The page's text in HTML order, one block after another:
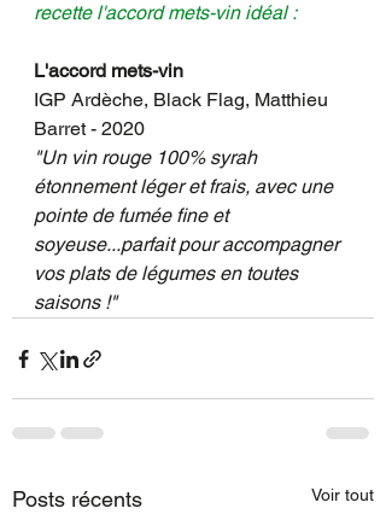
recette l'accord mets-vin idéal :
L'accord mets-vin
IGP Ardèche, Black Flag, Matthieu
Barret - 2020
"Un vin rouge 100% syrah
étonnement léger et frais, avec une
pointe de fumée fine et
soyeuse...parfait pour accompagner
vos plats de légumes en toutes
saisons !"
Posts récents Voir tout